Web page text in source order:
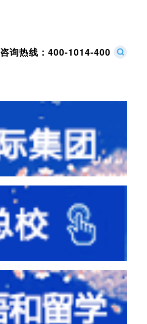
咨询热线： 400-1014-400